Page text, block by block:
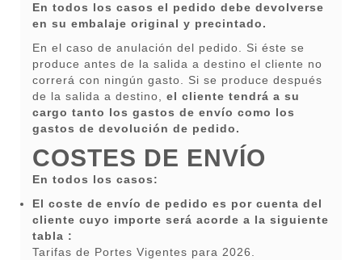
En todos los casos el pedido debe devolverse
en su embalaje original y precintado.
En el caso de anulación del pedido. Si éste se
produce antes de la salida a destino el cliente no
correrá con ningún gasto. Si se produce después
de la salida a destino, el cliente tendrá a su
cargo tanto los gastos de envío como los
gastos de devolución de pedido.
COSTES DE ENVÍO
En todos los casos:
El coste de envío de pedido es por cuenta del
cliente cuyo importe será acorde a la siguiente
tabla :
Tarifas de Portes Vigentes para 2026.